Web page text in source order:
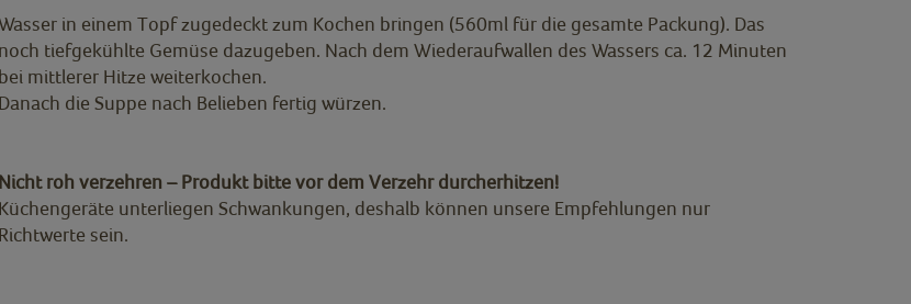
in einem Topf zugedeckt zum Kochen bringen (560ml für die gesamte Packung). Das
noch tiefgekühlte Gemüse dazugeben. Nach dem Wiederaufwallen des Wassers ca. 12 Minuten
bei mittlerer Hitze weiterkochen.
Danach die Suppe nach Belieben fertig würzen.
Nicht roh verzehren – Produkt bitte vor dem Verzehr durcherhitzen!
Küchengeräte unterliegen Schwankungen, deshalb können unsere Empfehlungen nur
Richtwerte sein.